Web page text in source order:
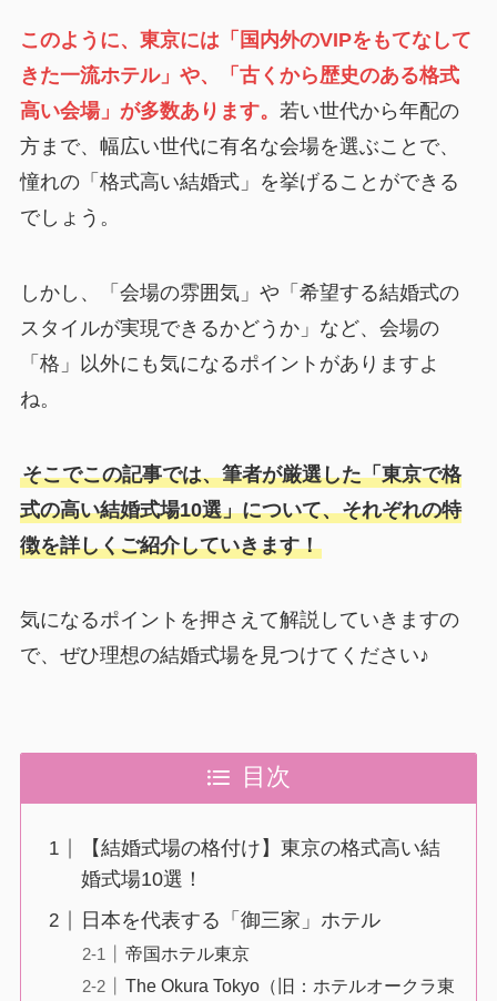
このように、東京には「国内外のVIPをもてなして
きた一流ホテル」や、「古くから歴史のある格式
高い会場」が多数あります。 若い世代から年配の
方まで、幅広い世代に有名な会場を選ぶことで、
憧れの「格式高い結婚式」を挙げることができる
でしょう。
しかし、「会場の雰囲気」や「希望する結婚式の
スタイルが実現できるかどうか」など、会場の
「格」以外にも気になるポイントがありますよ
ね。
そこでこの記事では、筆者が厳選した「東京で格
式の高い結婚式場10選」について、それぞれの特
徴を詳しくご紹介していきます！
気になるポイントを押さえて解説していきますの
で、ぜひ理想の結婚式場を見つけてください♪
目次
【結婚式場の格付け】東京の格式高い結
婚式場10選！
日本を代表する「御三家」ホテル
帝国ホテル東京
The Okura Tokyo（旧：ホテルオークラ東